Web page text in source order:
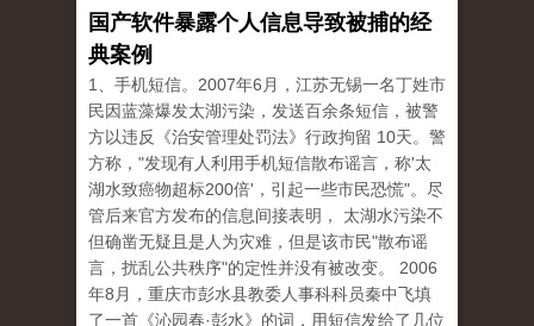
国产软件暴露个人信息导致被捕的经
典案例
1、手机短信。2007年6月，江苏无锡一名丁姓市
民因蓝藻爆发太湖污染，发送百余条短信，被警
方以违反《治安管理处罚法》行政拘留 10天。警
方称，"发现有人利用手机短信散布谣言，称'太
湖水致癌物超标200倍'，引起一些市民恐慌"。尽
管后来官方发布的信息间接表明， 太湖水污染不
但确凿无疑且是人为灾难，但是该市民"散布谣
言，扰乱公共秩序"的定性并没有被改变。 2006
年8月，重庆市彭水县教委人事科科员秦中飞填
了一首《沁园春·彭水》的词，用短信发给了几位